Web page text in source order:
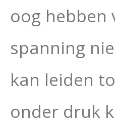
oog hebben
spanning
kan leiden
onder druk